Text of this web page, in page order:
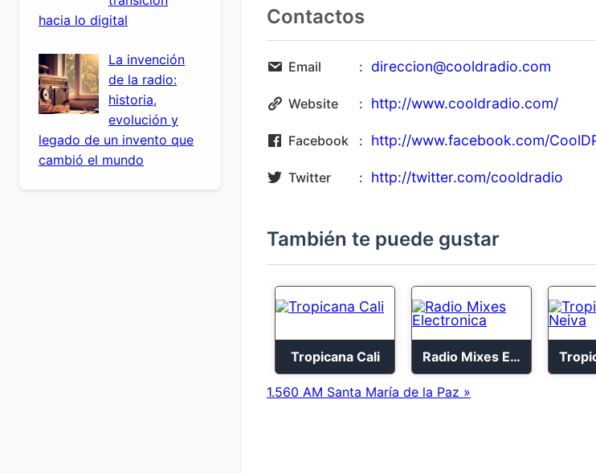
hacia lo digital
La invención
de la radio:
historia,
evolución y
legado de un invento que
cambió el mundo
Contactos
Email direccion@cooldradio.com
Website http://www.cooldradio.com/
Facebook http://www.facebook.com/
Twitter http://twitter.com/cooldradio
También te puede gustar
Tropicana Cali Radio Mixes Electronica
1.560 AM Santa María de la Paz »